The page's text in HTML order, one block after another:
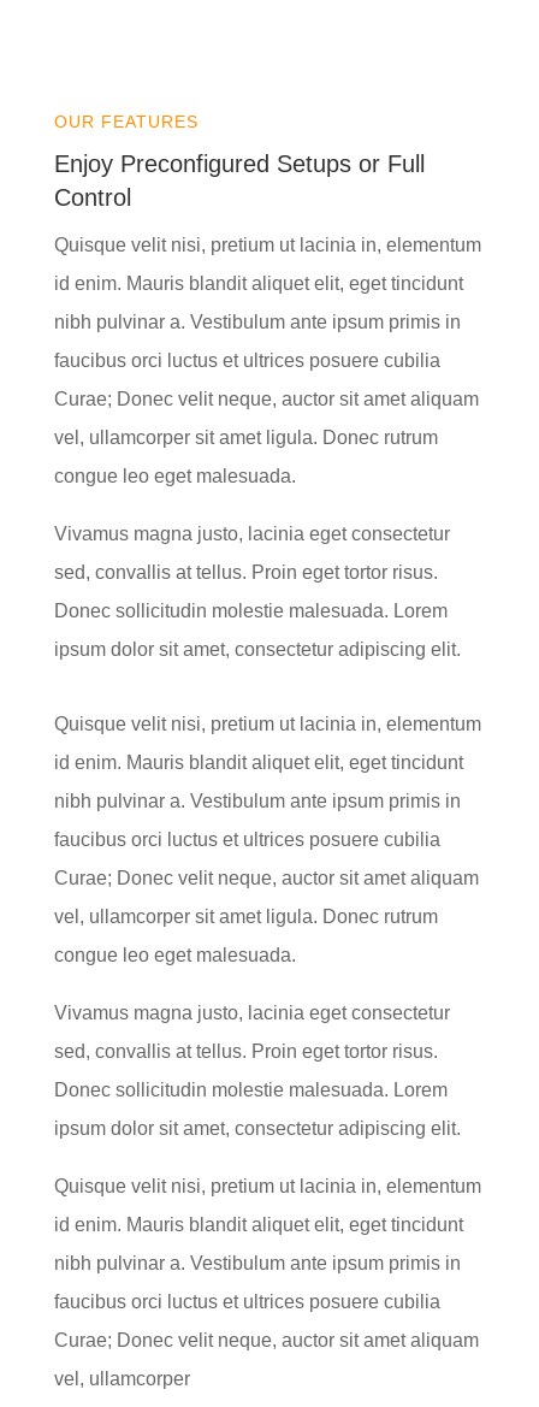
OUR FEATURES
Enjoy Preconfigured Setups or Full
Control
Quisque velit nisi, pretium ut lacinia in, elementum
id enim. Mauris blandit aliquet elit, eget tincidunt
nibh pulvinar a. Vestibulum ante ipsum primis in
faucibus orci luctus et ultrices posuere cubilia
Curae; Donec velit neque, auctor sit amet aliquam
vel, ullamcorper sit amet ligula. Donec rutrum
congue leo eget malesuada.
Vivamus magna justo, lacinia eget consectetur
sed, convallis at tellus. Proin eget tortor risus.
Donec sollicitudin molestie malesuada. Lorem
ipsum dolor sit amet, consectetur adipiscing elit.
Quisque velit nisi, pretium ut lacinia in, elementum
id enim. Mauris blandit aliquet elit, eget tincidunt
nibh pulvinar a. Vestibulum ante ipsum primis in
faucibus orci luctus et ultrices posuere cubilia
Curae; Donec velit neque, auctor sit amet aliquam
vel, ullamcorper sit amet ligula. Donec rutrum
congue leo eget malesuada.
Vivamus magna justo, lacinia eget consectetur
sed, convallis at tellus. Proin eget tortor risus.
Donec sollicitudin molestie malesuada. Lorem
ipsum dolor sit amet, consectetur adipiscing elit.
Quisque velit nisi, pretium ut lacinia in, elementum
id enim. Mauris blandit aliquet elit, eget tincidunt
nibh pulvinar a. Vestibulum ante ipsum primis in
faucibus orci luctus et ultrices posuere cubilia
Curae; Donec velit neque, auctor sit amet aliquam
vel, ullamcorper